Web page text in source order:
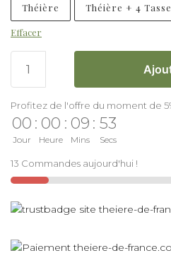
Théière Théière + 4
Effacer
Profitez de l'offre du moment de
00
Jour
: 00
Heure
: 09
Mins
: 52
Secs
13 Commandes aujourd'hui !